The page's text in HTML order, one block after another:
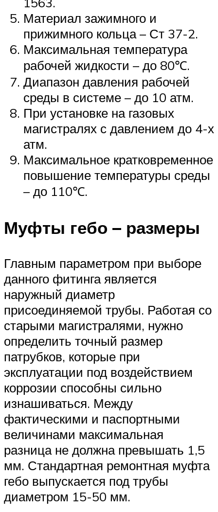
Материал зажимного и
прижимного кольца – Ст 37-2.
Максимальная температура
рабочей жидкости – до 80℃.
Диапазон давления рабочей
среды в системе – до 10 атм.
При установке на газовых
магистралях с давлением до 4-х
атм.
Максимальное кратковременное
повышение температуры среды
– до 110℃.
Муфты гебо – размеры
Главным параметром при выборе
данного фитинга является
наружный диаметр
присоединяемой трубы. Работая со
старыми магистралями, нужно
определить точный размер
патрубков, которые при
эксплуатации под воздействием
коррозии способны сильно
изнашиваться. Между
фактическими и паспортными
величинами максимальная
разница не должна превышать 1,5
мм. Стандартная ремонтная муфта
гебо выпускается под трубы
диаметром 15-50 мм.